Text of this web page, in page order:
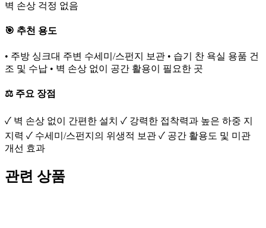
벽 손상 걱정 없음
🎯 추천 용도
• 주방 싱크대 주변 수세미/스펀지 보관 • 습기 찬 욕실 용품 건
조 및 수납 • 벽 손상 없이 공간 활용이 필요한 곳
⚖️ 주요 장점
✓ 벽 손상 없이 간편한 설치 ✓ 강력한 접착력과 높은 하중 지
지력 ✓ 수세미/스펀지의 위생적 보관 ✓ 공간 활용도 및 미관
개선 효과
관련 상품